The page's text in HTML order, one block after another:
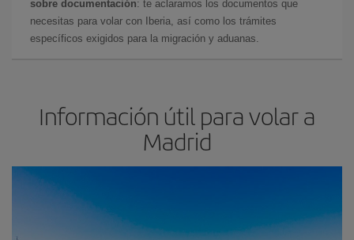
sobre documentación: te aclaramos los documentos que
necesitas para volar con Iberia, así como los trámites
específicos exigidos para la migración y aduanas.
Información útil para volar a
Madrid